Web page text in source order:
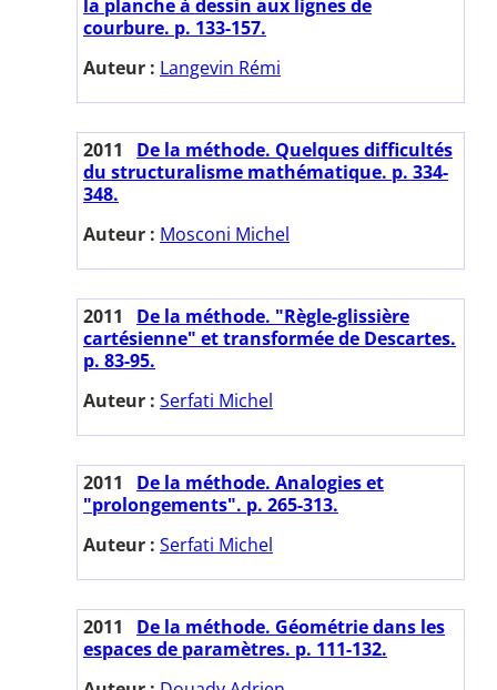
la planche à dessin aux lignes de
courbure. p. 133-157.
Auteur : Langevin Rémi
2011
De la méthode. Quelques difficultés
du structuralisme mathématique. p. 334-
348.
Auteur : Mosconi Michel
2011
De la méthode. "Règle-glissière
cartésienne" et transformée de Descartes.
p. 83-95.
Auteur : Serfati Michel
2011
De la méthode. Analogies et
"prolongements". p. 265-313.
Auteur : Serfati Michel
2011
De la méthode. Géométrie dans les
espaces de paramètres. p. 111-132.